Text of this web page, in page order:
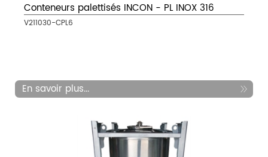
Conteneurs palettisés INCON - PL INOX 316
V211030-CPL6
En savoir plus...